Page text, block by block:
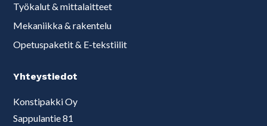
Työkalut & mittalaitteet
Mekaniikka & rakentelu
Opetuspaketit & E-tekstiilit
Yhteystiedot
Konstipakki Oy
Sappulantie 81